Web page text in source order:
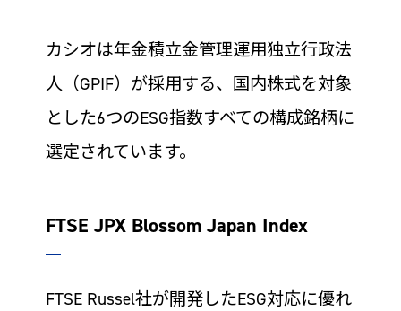
カシオは年金積立金管理運用独立行政法
人（GPIF）が採用する、国内株式を対象
とした6つのESG指数すべての構成銘柄に
選定されています。
FTSE JPX Blossom Japan Index
FTSE Russel社が開発したESG対応に優れ